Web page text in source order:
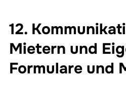
12.
Mietern und
Formulare und